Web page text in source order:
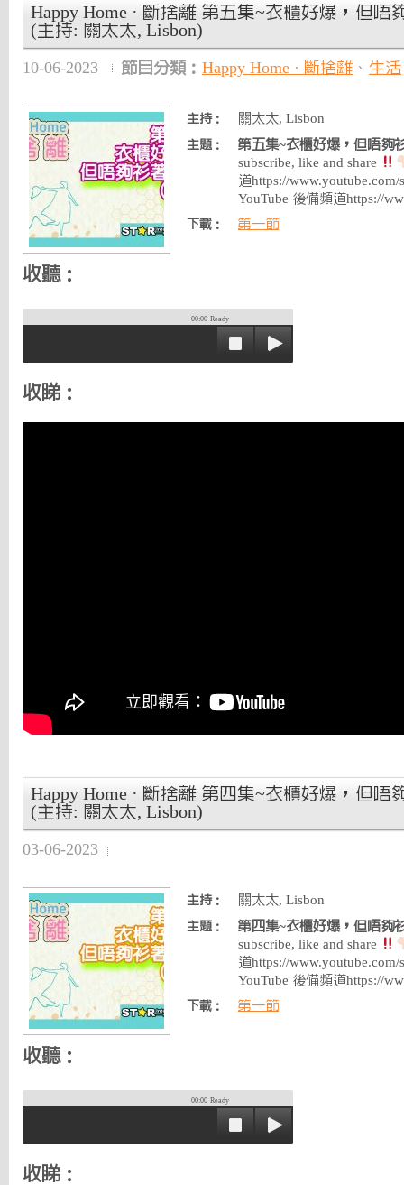
Happy Home · 斷捨離 第五集~衣櫃好爆，但唔
(主持: 關太太, Lisbon)
10-06-2023 節目分類： Happy Home · 斷捨離 、 生活
主持： 關太太, Lisbon
主題：
第五集~衣櫃好爆，但唔夠
subscribe, like and share
道https://
YouTube 後備頻道https://
下載： 第一節
收聽：
00:00 Ready
收睇：
Happy Home · 斷捨離 第四集~衣櫃好爆，但唔
(主持: 關太太, Lisbon)
03-06-2023
主持： 關太太, Lisbon
主題：
第四集~衣櫃好爆，但唔夠
subscribe, like and share
道https://
YouTube 後備頻道https://
下載： 第一節
收聽：
00:00 Ready
收睇：